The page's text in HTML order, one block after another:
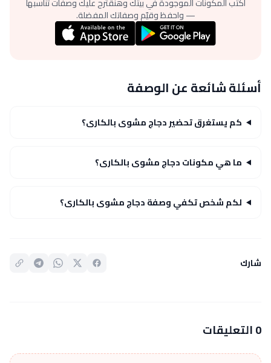
— واحفظ وقيّم وصفاتك المفضلة.
أسئلة شائعة عن الوصفة
كم يستغرق تحضير دجاج مشوى بالكارى؟
ما هي مكونات دجاج مشوى بالكارى؟
لكم شخص تكفي وصفة دجاج مشوى بالكارى؟
شارك
0 التعليقات